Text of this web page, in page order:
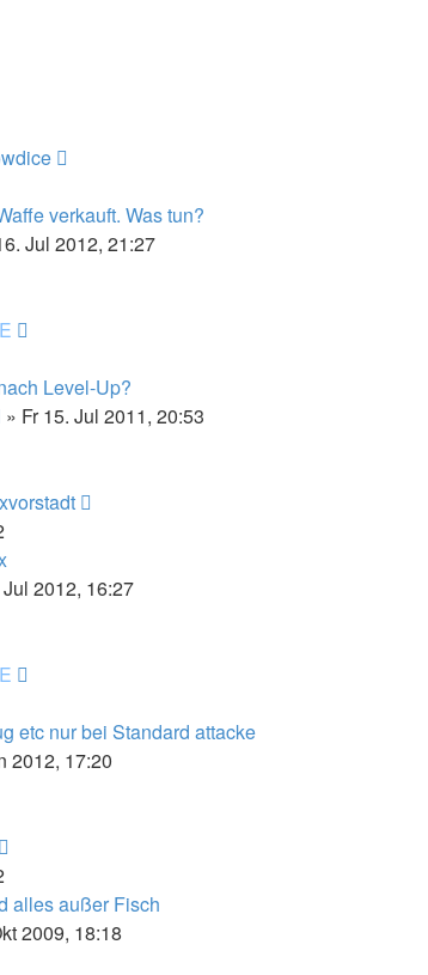
verkauft. Was tun?
Jul 2012, 21:27
Level-Up?
» Fr 15. Jul 2011, 20:53
2012, 16:27
etc nur bei Standard attacke
2012, 17:20
alles außer Fisch
2009, 18:18